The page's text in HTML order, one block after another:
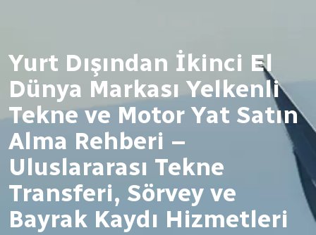
Yurt Dışından İkinci El
Dünya Markası Yelkenli
Tekne ve Motor Yat Satın
Alma Rehberi –
Uluslararası Tekne
Transferi, Sörvey ve
Bayrak Kaydı Hizmetleri